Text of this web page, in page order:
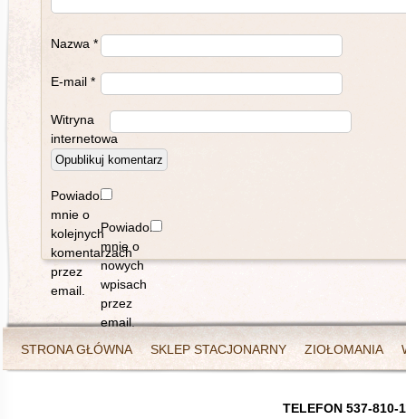
Nazwa *
E-mail *
Witryna
internetowa
Powiadom
mnie o
kolejnych
komentarzach
przez
email.
Powiadom
mnie o
nowych
wpisach
przez
email.
STRONA GŁÓWNA
SKLEP STACJONARNY ZIOŁOMANIA
TELEFON 537-810-